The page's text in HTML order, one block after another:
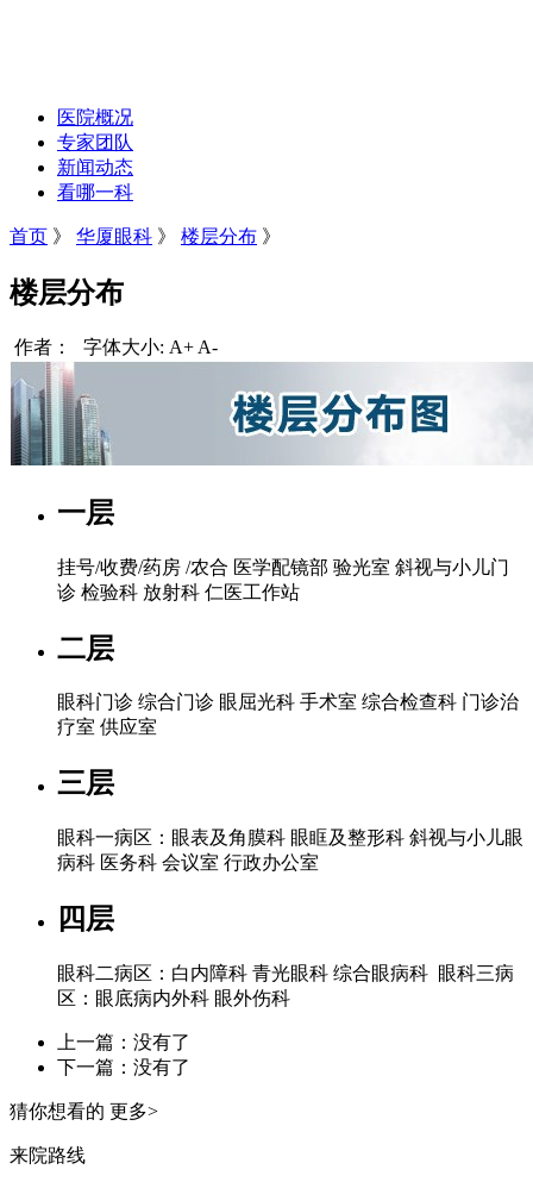
医院概况
专家团队
新闻动态
看哪一科
首页 》 华厦眼科 》 楼层分布 》
楼层分布
作者： 字体大小: A+ A-
一层
挂号/收费/药房 /农合 医学配镜部 验光室 斜视与小儿门
诊 检验科 放射科 仁医工作站
二层
眼科门诊 综合门诊 眼屈光科 手术室 综合检查科 门诊治
疗室 供应室
三层
眼科一病区：眼表及角膜科 眼眶及整形科 斜视与小儿眼
病科 医务科 会议室 行政办公室
四层
眼科二病区：白内障科 青光眼科 综合眼病科 眼科三病
区：眼底病内外科 眼外伤科
上一篇：没有了
下一篇：没有了
猜你想看的 更多>
来院路线